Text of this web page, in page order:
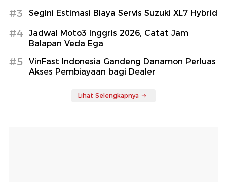
#3 Segini Estimasi Biaya Servis Suzuki XL7 Hybrid
#4
Jadwal Moto3 Inggris 2026, Catat Jam
Balapan Veda Ega
#5
VinFast Indonesia Gandeng Danamon Perluas
Akses Pembiayaan bagi Dealer
Lihat Selengkapnya